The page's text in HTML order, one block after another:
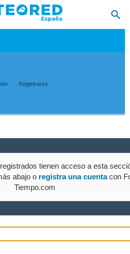
Registrarse
tienen acceso a esta
abajo o registra una cuentacon
Tiempo.com